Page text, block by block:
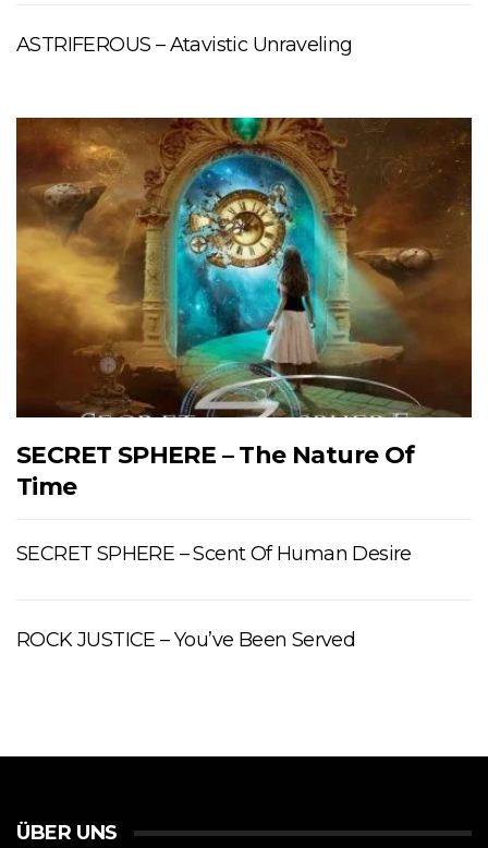
ASTRIFEROUS – Atavistic Unraveling
SECRET SPHERE – The Nature Of
Time
SECRET SPHERE – Scent Of Human Desire
ROCK JUSTICE – You’ve Been Served
ÜBER UNS